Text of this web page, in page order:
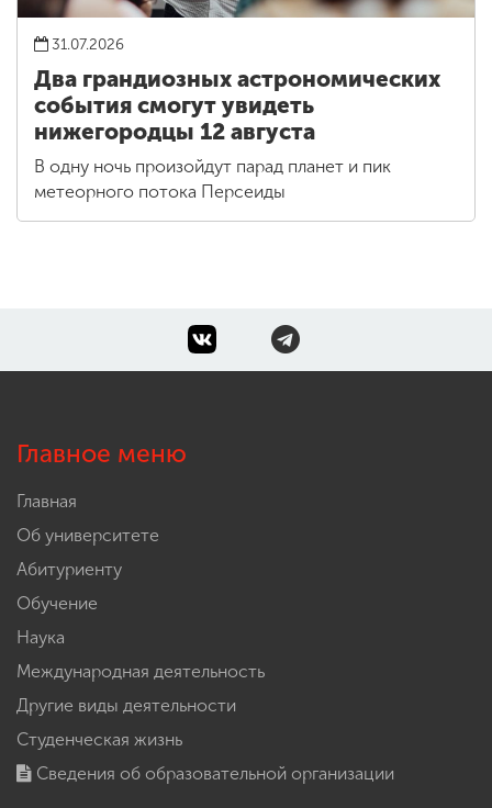
31.07.2026
Два грандиозных астрономических
события смогут увидеть
нижегородцы 12 августа
В одну ночь произойдут парад планет и пик
метеорного потока Персеиды
Главное меню
Главная
Об университете
Абитуриенту
Обучение
Наука
Международная деятельность
Другие виды деятельности
Студенческая жизнь
Сведения об образовательной организации